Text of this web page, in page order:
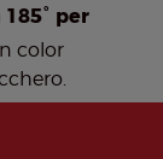
185° per
color